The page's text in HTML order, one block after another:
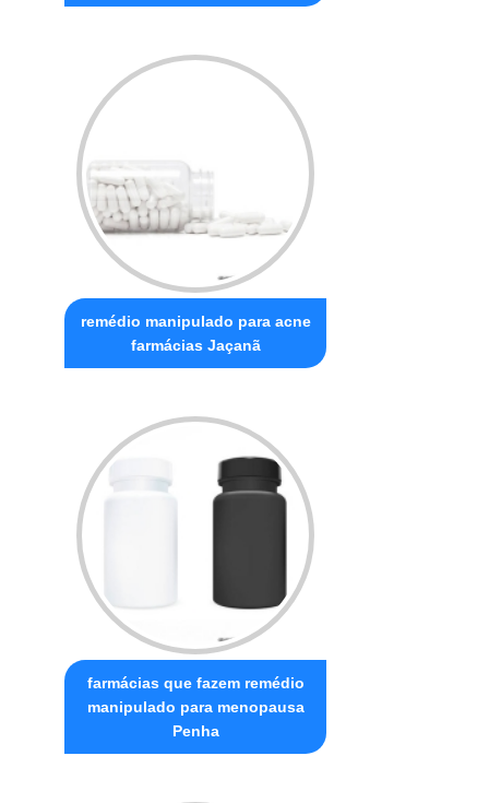
remédio manipulado para acne
farmácias Jaçanã
farmácias que fazem remédio
manipulado para menopausa
Penha